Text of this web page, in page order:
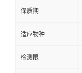
保质期
适应物种
检测限